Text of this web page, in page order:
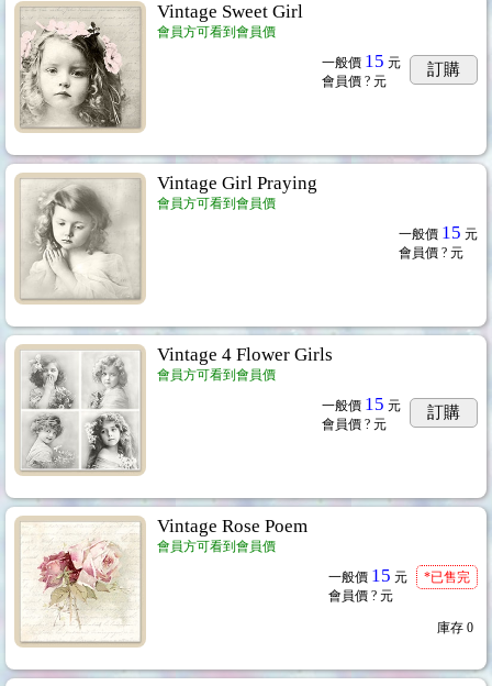
Vintage Sweet Girl
會員方可看到會員價
一般價 15 元
會員價 ? 元
訂購
Vintage Girl Praying
會員方可看到會員價
一般價 15 元
會員價 ? 元
Vintage 4 Flower Girls
會員方可看到會員價
一般價 15 元
會員價 ? 元
訂購
Vintage Rose Poem
會員方可看到會員價
一般價 15 元
會員價 ? 元
*已售完
庫存 0